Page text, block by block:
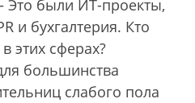
были ИТ-проекты,
и бухгалтерия. Кто
этих сферах?
большинства
слабого пола